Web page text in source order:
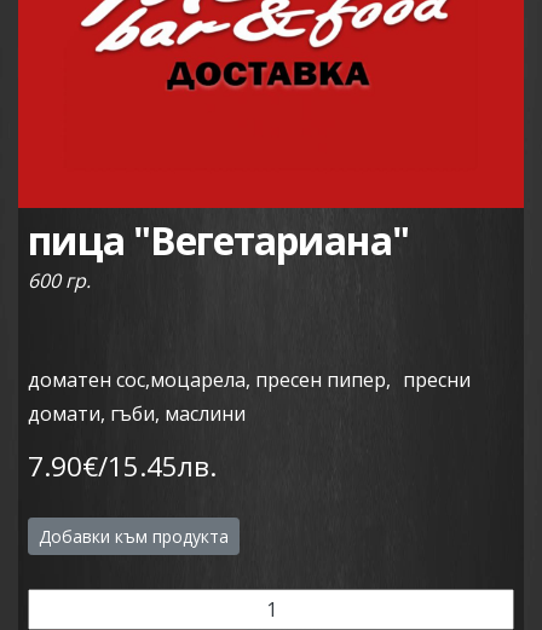
пица "Вегетариана"
600 гр.
доматен сос,моцарела, пресен пипер, пресни
домати, гъби, маслини
7.90€/15.45лв.
Добавки към продукта